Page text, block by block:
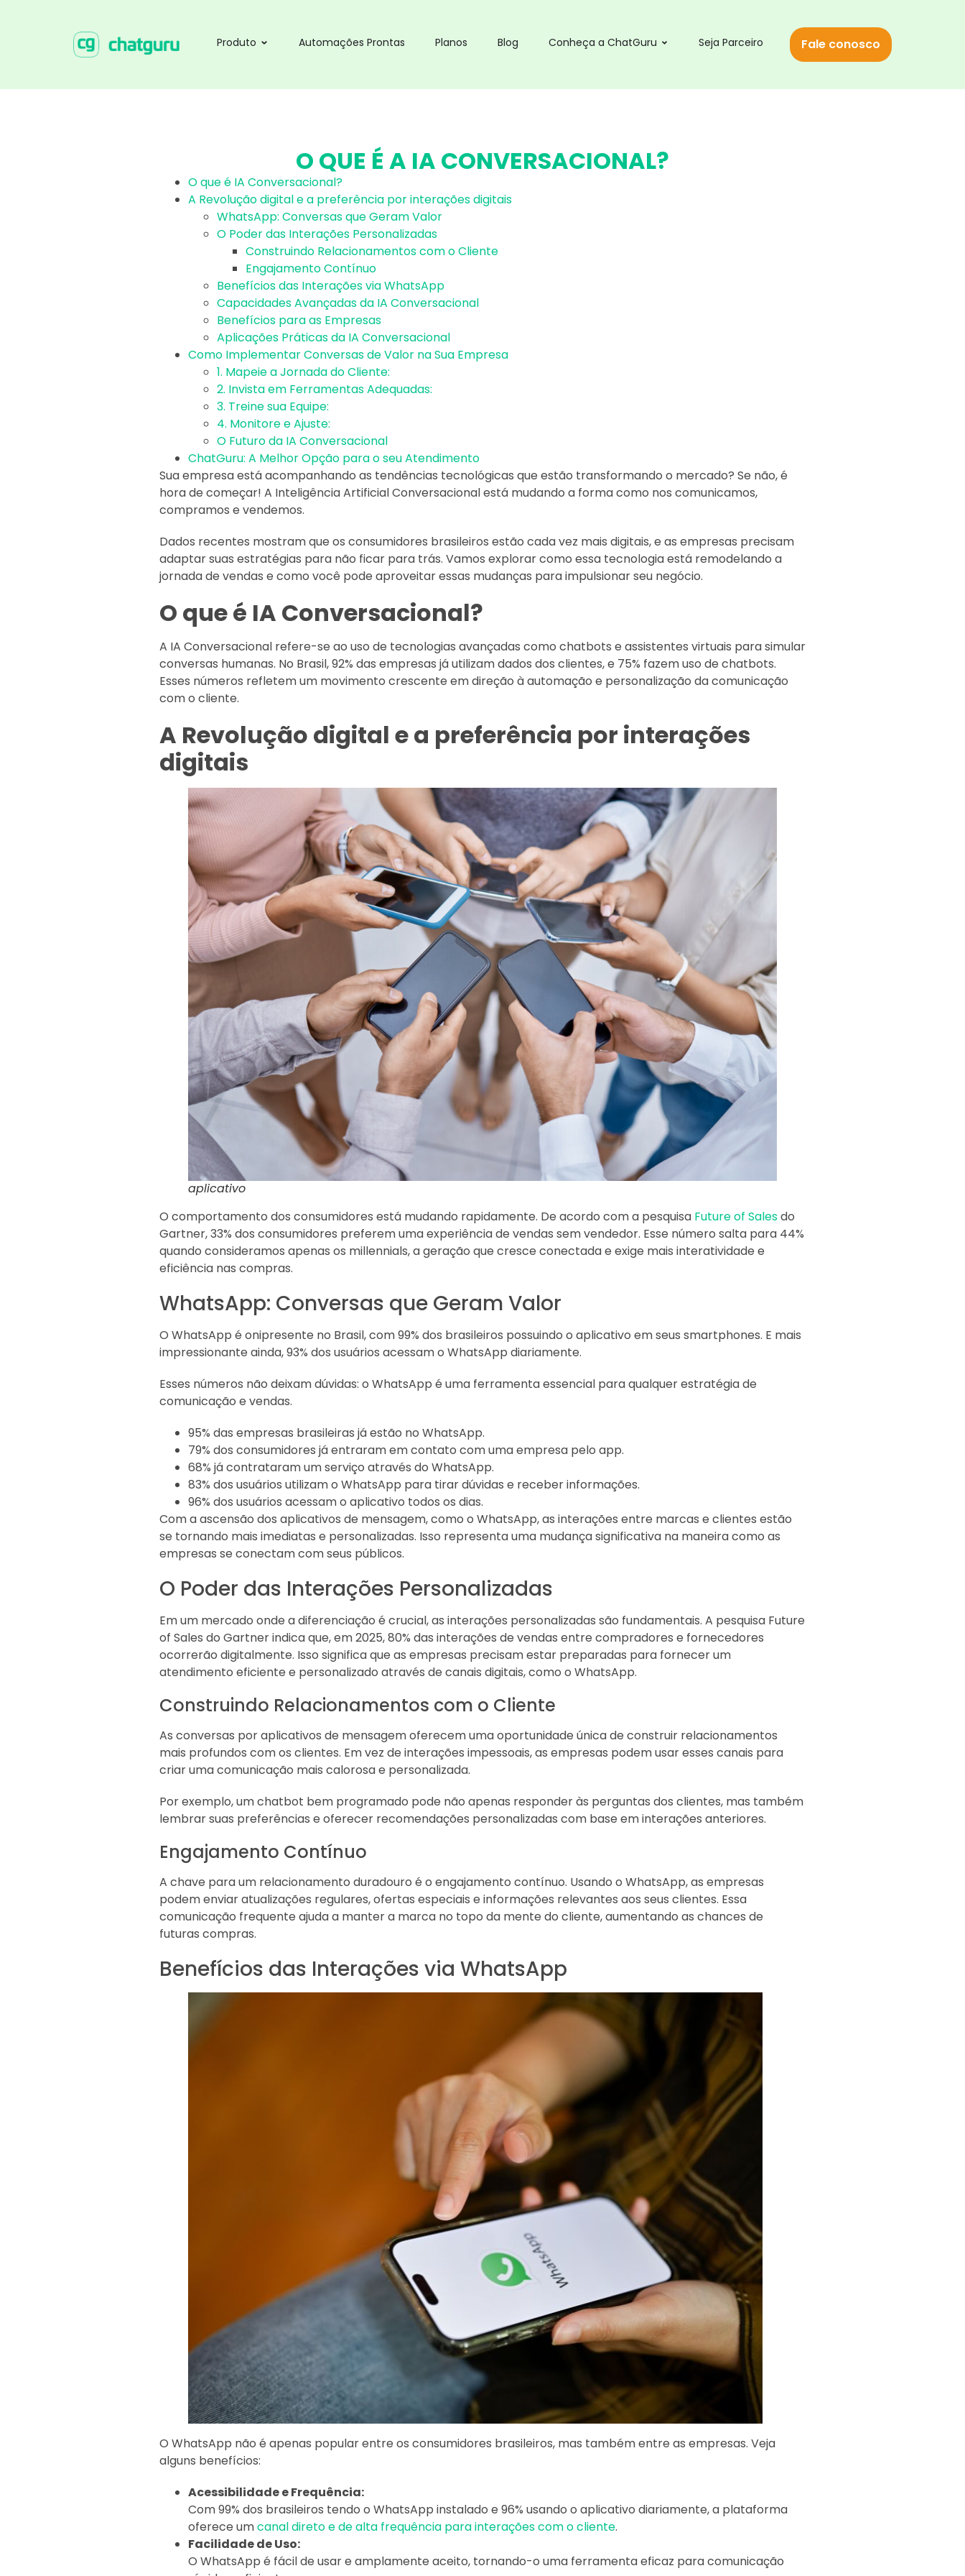
Produto Automações Prontas Planos Blog Conheça a ChatGuru Seja Parceiro Fale conosco
O QUE É A IA CONVERSACIONAL?
O que é IA Conversacional?
A Revolução digital e a preferência por interações digitais
WhatsApp: Conversas que Geram Valor
O Poder das Interações Personalizadas
Construindo Relacionamentos com o Cliente
Engajamento Contínuo
Benefícios das Interações via WhatsApp
Capacidades Avançadas da IA Conversacional
Benefícios para as Empresas
Aplicações Práticas da IA Conversacional
Como Implementar Conversas de Valor na Sua Empresa
1. Mapeie a Jornada do Cliente:
2. Invista em Ferramentas Adequadas:
3. Treine sua Equipe:
4. Monitore e Ajuste:
O Futuro da IA Conversacional
ChatGuru: A Melhor Opção para o seu Atendimento
Sua empresa está acompanhando as tendências tecnológicas que estão transformando o mercado? Se não, é
hora de começar! A Inteligência Artificial Conversacional está mudando a forma como nos comunicamos,
compramos e vendemos.
Dados recentes mostram que os consumidores brasileiros estão cada vez mais digitais, e as empresas precisam
adaptar suas estratégias para não ficar para trás. Vamos explorar como essa tecnologia está remodelando a
jornada de vendas e como você pode aproveitar essas mudanças para impulsionar seu negócio.
O que é IA Conversacional?
A IA Conversacional refere-se ao uso de tecnologias avançadas como chatbots e assistentes virtuais para simular
conversas humanas. No Brasil, 92% das empresas já utilizam dados dos clientes, e 75% fazem uso de chatbots.
Esses números refletem um movimento crescente em direção à automação e personalização da comunicação
com o cliente.
A Revolução digital e a preferência por interações
digitais
aplicativo
O comportamento dos consumidores está mudando rapidamente. De acordo com a pesquisa Future of Salesdo
Gartner, 33% dos consumidores preferem uma experiência de vendas sem vendedor. Esse número salta para 44%
quando consideramos apenas os millennials, a geração que cresce conectada e exige mais interatividade e
eficiência nas compras.
WhatsApp: Conversas que Geram Valor
O WhatsApp é onipresente no Brasil, com 99% dos brasileiros possuindo o aplicativo em seus smartphones. E mais
impressionante ainda, 93% dos usuários acessam o WhatsApp diariamente.
Esses números não deixam dúvidas: o WhatsApp é uma ferramenta essencial para qualquer estratégia de
comunicação e vendas.
95% das empresas brasileiras já estão no WhatsApp.
79% dos consumidores já entraram em contato com uma empresa pelo app.
68% já contrataram um serviço através do WhatsApp.
83% dos usuários utilizam o WhatsApp para tirar dúvidas e receber informações.
96% dos usuários acessam o aplicativo todos os dias.
Com a ascensão dos aplicativos de mensagem, como o WhatsApp, as interações entre marcas e clientes estão
se tornando mais imediatas e personalizadas. Isso representa uma mudança significativa na maneira como as
empresas se conectam com seus públicos.
O Poder das Interações Personalizadas
Em um mercado onde a diferenciação é crucial, as interações personalizadas são fundamentais. A pesquisa Future
of Sales do Gartner indica que, em 2025, 80% das interações de vendas entre compradores e fornecedores
ocorrerão digitalmente. Isso significa que as empresas precisam estar preparadas para fornecer um
atendimento eficiente e personalizado através de canais digitais, como o WhatsApp.
Construindo Relacionamentos com o Cliente
As conversas por aplicativos de mensagem oferecem uma oportunidade única de construir relacionamentos
mais profundos com os clientes. Em vez de interações impessoais, as empresas podem usar esses canais para
criar uma comunicação mais calorosa e personalizada.
Por exemplo, um chatbot bem programado pode não apenas responder às perguntas dos clientes, mas também
lembrar suas preferências e oferecer recomendações personalizadas com base em interações anteriores.
Engajamento Contínuo
A chave para um relacionamento duradouro é o engajamento contínuo. Usando o WhatsApp, as empresas
podem enviar atualizações regulares, ofertas especiais e informações relevantes aos seus clientes. Essa
comunicação frequente ajuda a manter a marca no topo da mente do cliente, aumentando as chances de
futuras compras.
Benefícios das Interações via WhatsApp
O WhatsApp não é apenas popular entre os consumidores brasileiros, mas também entre as empresas. Veja
alguns benefícios:
Acessibilidade e Frequência:
Com 99% dos brasileiros tendo o WhatsApp instalado e 96% usando o aplicativo diariamente, a plataforma
oferece umcanal direto e de alta frequência para interações com o cliente.
Facilidade de Uso:
O WhatsApp é fácil de usar e amplamente aceito, tornando-o uma ferramenta eficaz para comunicação